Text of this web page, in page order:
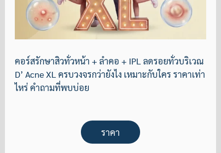
คอร์สรักษาสิวทั่วหน้า + ลำคอ + IPL ลดรอยทั่วบริเวณ
D’ Acne XL ครบวงจรกว่ายังไง เหมาะกับใคร ราคาเท่า
ไหร่ คำถามที่พบบ่อย
ราคา